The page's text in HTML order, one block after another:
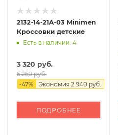
2132-14-21A-03 Minimen
Кроссовки детские
Есть в наличии: 4
3 320 руб.
6 260 руб.
-47% Экономия 2 940 руб.
ПОДРОБНЕЕ